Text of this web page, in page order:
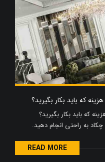
که باید بکار بگیرید؟
به راحتی انجام دهید.
READ MORE